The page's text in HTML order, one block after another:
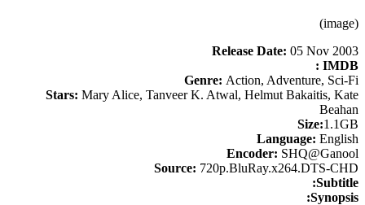
(image)
Release Date: 05 Nov 2003
IMDB :
Genre: Action, Adventure, Sci-Fi
Stars: Mary Alice, Tanveer K. Atwal, Helmut Bakaitis, Kate
Beahan
Size:1.1GB
Language: English
Encoder: SHQ@Ganool
Source: 720p.BluRay.x264.DTS-CHD
Subtitle:
Synopsis: